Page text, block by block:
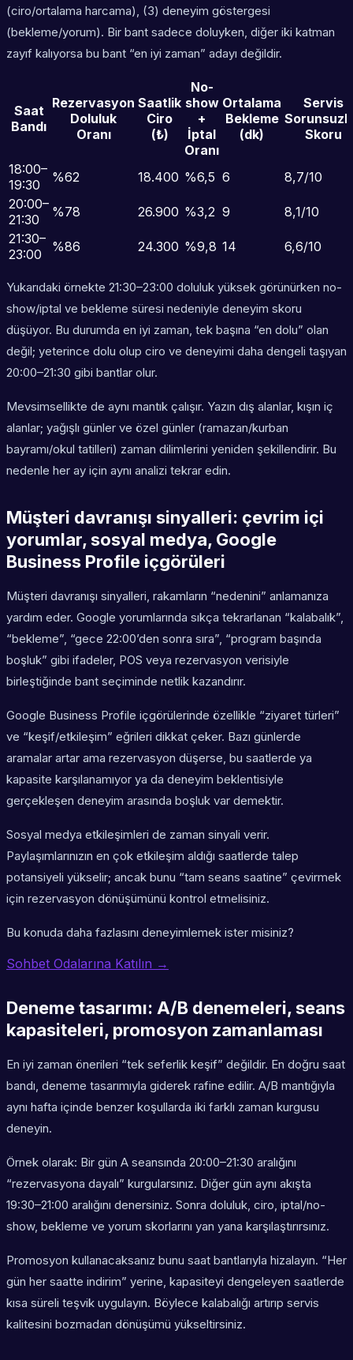
(ciro/ortalama harcama), (3) deneyim göstergesi
(bekleme/yorum). Bir bant sadece doluyken, diğer iki katman
zayıf kalıyorsa bu bant “en iyi zaman” adayı değildir.
Saat
Bandı
Rezervasyon
Doluluk
Oranı
Saatlik
Ciro
(₺)
No-
show
+
İptal
Oranı
Ortalama
Bekleme
(dk)
Servis
Skoru
18:00–
19:30
%62 18.400 %6,5 6
8,7/10
20:00–
21:30
%78 26.900 %3,2 9
8,1/10
21:30–
23:00
%86 24.300 %9,8 14 6,6/10
Yukarıdaki örnekte 21:30–23:00 doluluk yüksek görünürken no-
show/iptal ve bekleme süresi nedeniyle deneyim skoru
düşüyor. Bu durumda en iyi zaman, tek başına “en dolu” olan
değil; yeterince dolu olup ciro ve deneyimi daha dengeli taşıyan
20:00–21:30 gibi bantlar olur.
Mevsimsellikte de aynı mantık çalışır. Yazın dış alanlar, kışın iç
alanlar; yağışlı günler ve özel günler (ramazan/kurban
bayramı/okul tatilleri) zaman dilimlerini yeniden şekillendirir. Bu
nedenle her ay için aynı analizi tekrar edin.
Müşteri davranışı sinyalleri: çevrim içi
yorumlar, sosyal medya, Google
Business Profile içgörüleri
Müşteri davranışı sinyalleri, rakamların “nedenini” anlamanıza
yardım eder. Google yorumlarında sıkça tekrarlanan “kalabalık”,
“bekleme”, “gece 22:00’den sonra sıra”, “program başında
boşluk” gibi ifadeler, POS veya rezervasyon verisiyle
birleştiğinde bant seçiminde netlik kazandırır.
Google Business Profile içgörülerinde özellikle “ziyaret türleri”
ve “keşif/etkileşim” eğrileri dikkat çeker. Bazı günlerde
aramalar artar ama rezervasyon düşerse, bu saatlerde ya
kapasite karşılanamıyor ya da deneyim beklentisiyle
gerçekleşen deneyim arasında boşluk var demektir.
Sosyal medya etkileşimleri de zaman sinyali verir.
Paylaşımlarınızın en çok etkileşim aldığı saatlerde talep
potansiyeli yükselir; ancak bunu “tam seans saatine” çevirmek
için rezervasyon dönüşümünü kontrol etmelisiniz.
Bu konuda daha fazlasını deneyimlemek ister misiniz?
Sohbet Odalarına Katılın →
Deneme tasarımı: A/B denemeleri, seans
kapasiteleri, promosyon zamanlaması
En iyi zaman önerileri “tek seferlik keşif” değildir. En doğru saat
bandı, deneme tasarımıyla giderek rafine edilir. A/B mantığıyla
aynı hafta içinde benzer koşullarda iki farklı zaman kurgusu
deneyin.
Örnek olarak: Bir gün A seansında 20:00–21:30 aralığını
“rezervasyona dayalı” kurgularsınız. Diğer gün aynı akışta
19:30–21:00 aralığını denersiniz. Sonra doluluk, ciro, iptal/no-
show, bekleme ve yorum skorlarını yan yana karşılaştırırsınız.
Promosyon kullanacaksanız bunu saat bantlarıyla hizalayın. “Her
gün her saatte indirim” yerine, kapasiteyi dengeleyen saatlerde
kısa süreli teşvik uygulayın. Böylece kalabalığı artırıp servis
kalitesini bozmadan dönüşümü yükseltirsiniz.